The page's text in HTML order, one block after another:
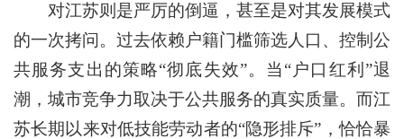
对江苏则是严厉的倒逼，甚至是对其发展模式
的一次拷问。过去依赖户籍门槛筛选人口、控制公
共服务支出的策略“彻底失效”。当“户口红利”退
潮，城市竞争力取决于公共服务的真实质量。而江
苏长期以来对低技能劳动者的“隐形排斥”，恰恰暴